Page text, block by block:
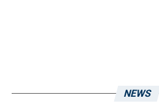
e popolare, che ha
NEWS